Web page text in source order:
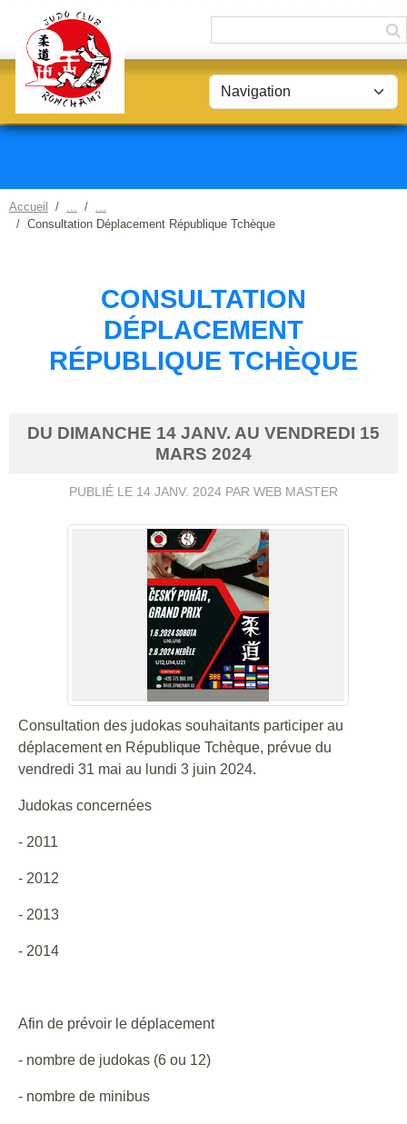
Accueil
Consultation Déplacement République Tchèque
CONSULTATION
DÉPLACEMENT
RÉPUBLIQUE TCHÈQUE
DU DIMANCHE 14 JANV. AU VENDREDI 15
MARS 2024
PUBLIÉ LE 14 JANV. 2024 PAR WEB MASTER
Consultation des judokas souhaitants participer au
déplacement en République Tchèque, prévue du
vendredi 31 mai au lundi 3 juin 2024.
Judokas concernées
- 2011
- 2012
- 2013
- 2014
Afin de prévoir le déplacement
- nombre de judokas (6 ou 12)
- nombre de minibus
Panneau de gestion des cookies